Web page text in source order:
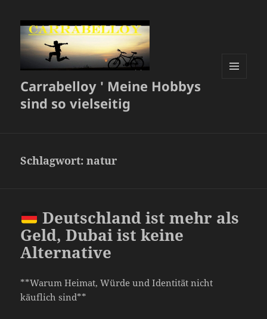
Carrabelloy ' Meine Hobbys
sind so vielseitig
Schlagwort:natur
Deutschland ist mehr als
Geld, Dubai ist keine
Alternative
**Warum Heimat, Würde und Identität nicht
käuflich sind**